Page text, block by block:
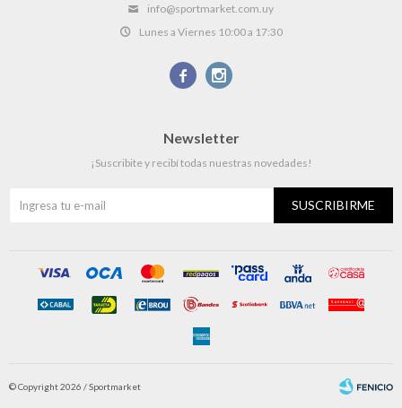
info@sportmarket.com.uy
Lunes a Viernes 10:00 a 17:30
 
Newsletter
¡Suscribite y recibí todas nuestras novedades!
SUSCRIBIRME
© Copyright 2026 / Sportmarket